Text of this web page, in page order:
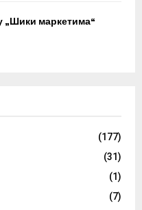
„Шики маркетима“
(177)
(31)
(1)
(7)